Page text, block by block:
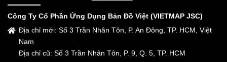
Công Ty Cổ Phần Ứng Dụng Bản Đồ Việt (VIETMAP JSC)
Địa chỉ mới: Số 3 Trần Nhân Tôn, P. An Đông, TP. HCM, Việt
Nam
Địa chỉ cũ: Số 3 Trần Nhân Tôn, P. 9, Q. 5, TP. HCM